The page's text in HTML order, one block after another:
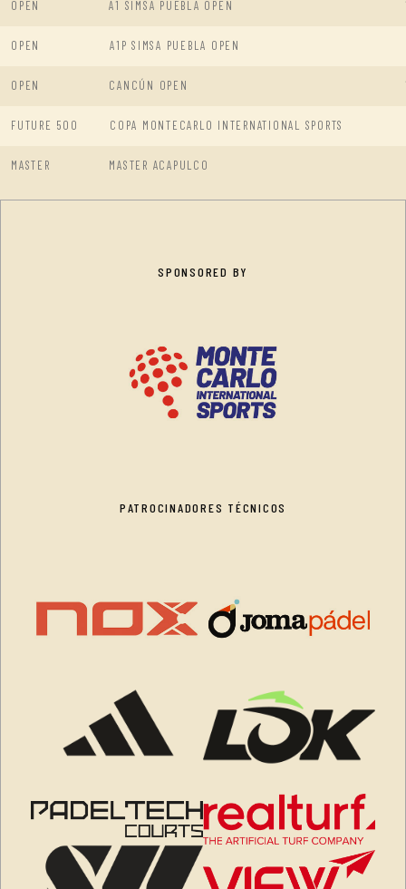
OPEN A1 SIMSA PUEBLA OPEN
OPEN A1P SIMSA PUEBLA OPEN
OPEN CANCÚN OPEN
FUTURE 500 COPA MONTECARLO INTERNATIONAL SPORTS
MASTER MASTER ACAPULCO
SPONSORED BY
PATROCINADORES TÉCNICOS